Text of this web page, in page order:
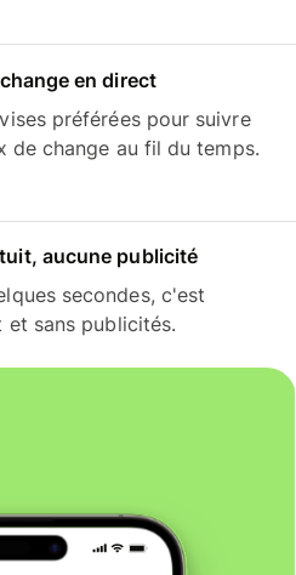
en direct
préférées pour suivre
de change au fil du temps.
aucune publicité
secondes, c'est
sans publicités.